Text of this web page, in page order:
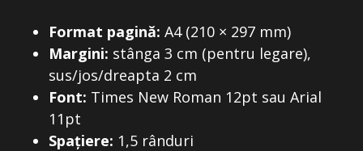
Format pagină: A4 (210 × 297 mm)
Margini: stânga 3 cm (pentru legare),
sus/jos/dreapta 2 cm
Font: Times New Roman 12pt sau Arial
11pt
Spațiere: 1,5 rânduri